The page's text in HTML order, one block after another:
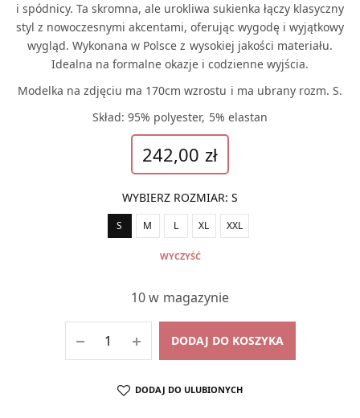
i spódnicy. Ta skromna, ale urokliwa sukienka łączy klasyczny
styl z nowoczesnymi akcentami, oferując wygodę i wyjątkowy
wygląd. Wykonana w Polsce z wysokiej jakości materiału.
Idealna na formalne okazje i codzienne wyjścia.
Modelka na zdjęciu ma 170cm wzrostu i ma ubrany rozm. S.
Skład: 95% polyester, 5% elastan
242,00 zł
WYBIERZ ROZMIAR: S
S M L XL XXL
WYCZYŚĆ
10 w magazynie
DODAJ DO KOSZYKA
DODAJ DO ULUBIONYCH